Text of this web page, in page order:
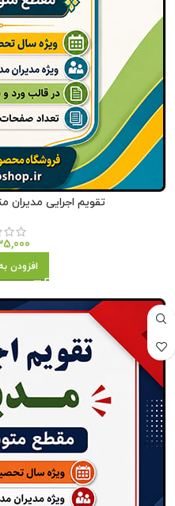
تقویم اجرایی مدیران
افزودن